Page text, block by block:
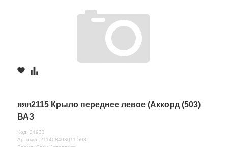
яяя2115 Крыло переднее левое (Аккорд (503)
ВАЗ
Код: 24933
Артикул: 211408403011-503